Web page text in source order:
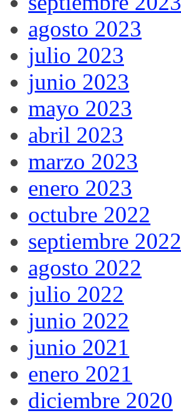
agosto 2023
julio 2023
junio 2023
mayo 2023
abril 2023
marzo 2023
enero 2023
octubre 2022
septiembre 2022
agosto 2022
julio 2022
junio 2022
junio 2021
enero 2021
diciembre 2020